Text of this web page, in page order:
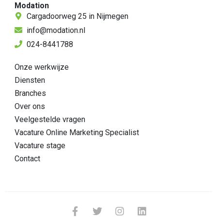
Modation
Cargadoorweg 25 in Nijmegen
info@modation.nl
024-8441788
Onze werkwijze
Diensten
Branches
Over ons
Veelgestelde vragen
Vacature Online Marketing Specialist
Vacature stage
Contact